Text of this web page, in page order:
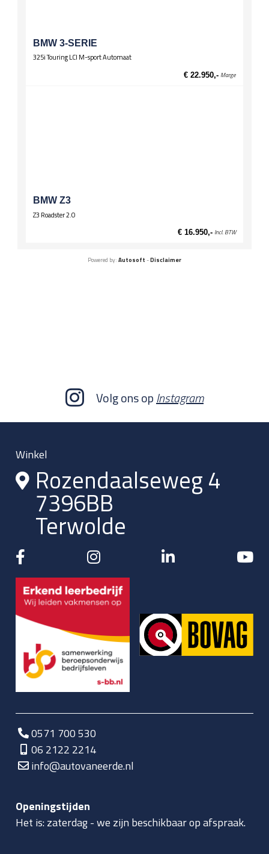
BMW 3-SERIE
325i Touring LCI M-sport Automaat
€ 22.950,- Marge
BMW Z3
Z3 Roadster 2.0
€ 16.950,- Incl. BTW
Powered by: Autosoft -Disclaimer
Volg ons opInstagram
Winkel
Rozendaalseweg 4
7396BB
Terwolde
0571 700 530
06 2122 2214
info@autovaneerde.nl
Openingstijden
Het is:zaterdag-we zijn beschikbaar op afspraak.